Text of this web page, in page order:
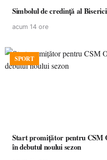
Simbolul de credinţă al
acum 14 ore
SPORT
Start promițător pentru CSM
în debutul noului sezon